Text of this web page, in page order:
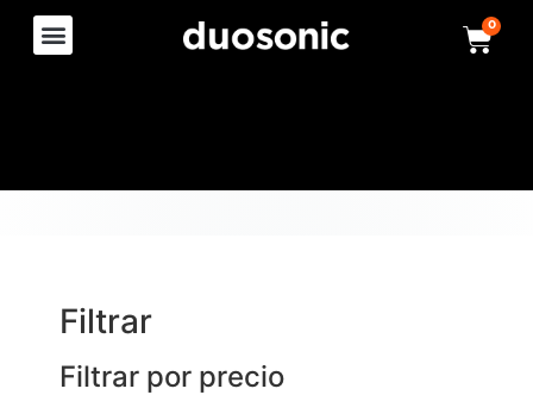
0
Filtrar
Filtrar por precio